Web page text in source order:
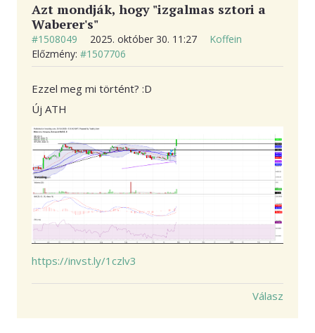
Azt mondják, hogy "izgalmas sztori a
Waberer's"
#1508049 2025. október 30. 11:27
Koffein
Előzmény: #1507706
Ezzel meg mi történt? :D
Új ATH
https://invst.ly/1czlv3
Válasz